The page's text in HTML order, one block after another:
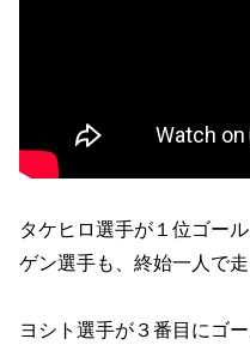
タケヒロ選手が１位ゴール
ゲン選手も、終始一人で走
ヨシト選手が３番目にゴー